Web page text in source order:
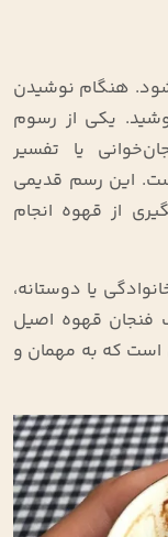
هنگام نوشیدن
یکی از رسوم
یا تفسیر
این رسم قدیمی
از قهوه انجام
یا دوستانه،
فنجان قهوه اصیل
است که به مهمان و